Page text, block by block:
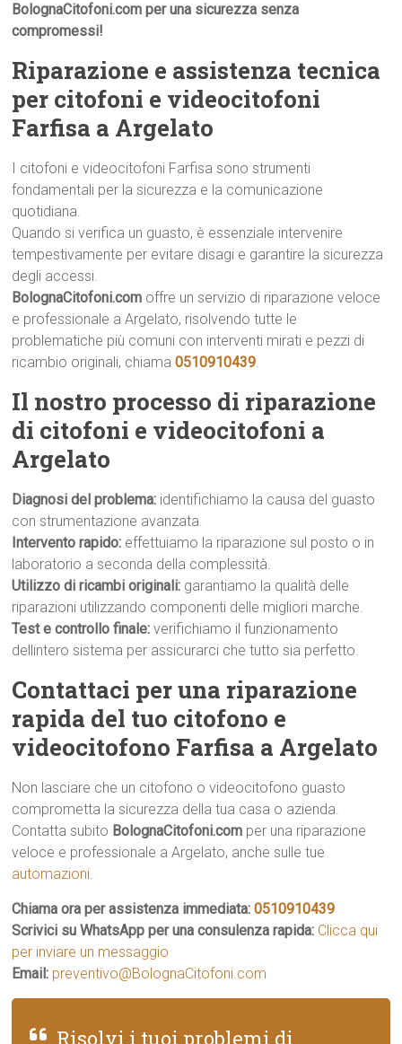
BolognaCitofoni.com per una sicurezza senza
compromessi!
Riparazione e assistenza tecnica
per citofoni e videocitofoni
Farfisa a Argelato
I citofoni e videocitofoni Farfisa sono strumenti
fondamentali per la sicurezza e la comunicazione
quotidiana.
Quando si verifica un guasto, è essenziale intervenire
tempestivamente per evitare disagi e garantire la sicurezza
degli accessi.
BolognaCitofoni.com offre un servizio di riparazione veloce
e professionale a Argelato, risolvendo tutte le
problematiche più comuni con interventi mirati e pezzi di
ricambio originali, chiama0510910439.
Il nostro processo di riparazione
di citofoni e videocitofoni a
Argelato
Diagnosi del problema: identifichiamo la causa del guasto
con strumentazione avanzata.
Intervento rapido: effettuiamo la riparazione sul posto o in
laboratorio a seconda della complessità.
Utilizzo di ricambi originali: garantiamo la qualità delle
riparazioni utilizzando componenti delle migliori marche.
Test e controllo finale:verifichiamo il funzionamento
dellintero sistema per assicurarci che tutto sia perfetto.
Contattaci per una riparazione
rapida del tuo citofono e
videocitofono Farfisa a Argelato
Non lasciare che un citofono o videocitofono guasto
comprometta la sicurezza della tua casa o azienda.
Contatta subito BolognaCitofoni.com per una riparazione
veloce e professionale a Argelato, anche sulle tue
automazioni.
Chiama ora per assistenza immediata:0510910439
Scrivici su WhatsApp per una consulenza rapida: Clicca qui
per inviare un messaggio
Email: preventivo@BolognaCitofoni.com
Risolvi i tuoi problemi di